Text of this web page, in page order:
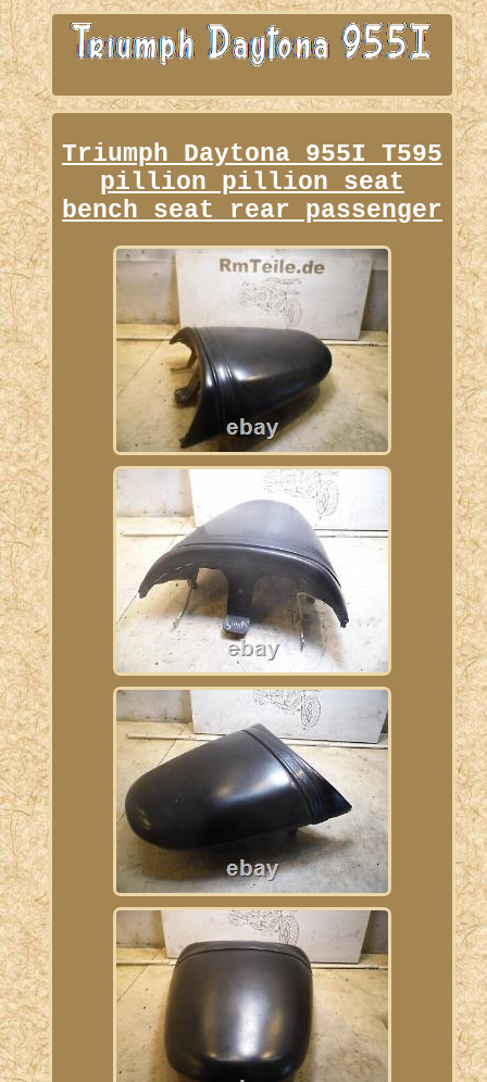
Triumph Daytona 955I T595
pillion pillion seat
bench seat rear passenger